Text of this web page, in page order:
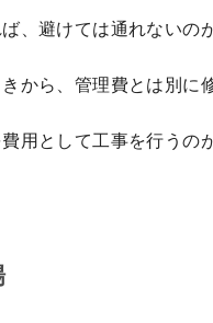
、避けては通れないの
から、管理費とは別に
用として工事を行う